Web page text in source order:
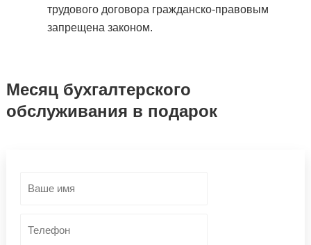
трудового договора гражданско-правовым
запрещена законом.
Месяц бухгалтерского
обслуживания в подарок